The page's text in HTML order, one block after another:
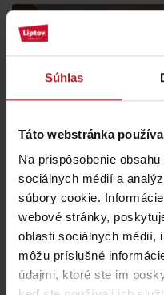
Súhlas
Táto webstránka
Na prispôsobenie
sociálnych médií a
súbory cookie.
webové stránky,
oblasti sociálnych médií,
môžu príslušné
údajmi, ktoré ste im
Liptovský Mikuláš
všetky miesta kde
Aktivity a relax v gh